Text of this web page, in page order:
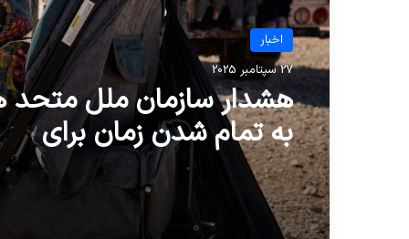
اخبار
27 سپتامبر 2025
هشدار سازمان ملل متحد
به تمام شدن زمان برای
خانواده‌های دارای روابط
در اردوگاه‌های سوریه